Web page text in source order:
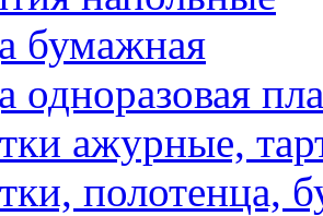
бумажная
одноразовая
ажурные,
полотенца,